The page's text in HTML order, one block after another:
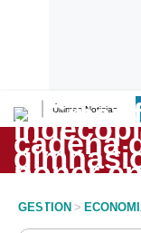
Últimas Noticias
Lo último
Peru Quiosco
GESTION >